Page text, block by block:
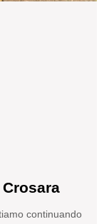
continuando